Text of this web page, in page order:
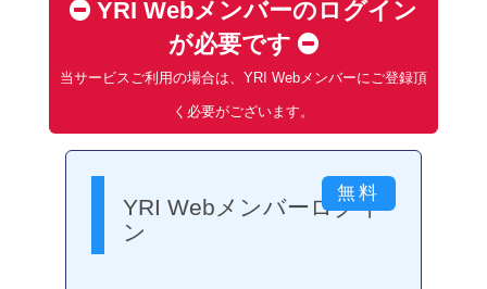
YRI Webメンバーのログイン
が必要です
当サービスご利用の場合は、YRI Webメンバーにご登録頂
く必要がございます。
YRI Webメンバーログイ
ン